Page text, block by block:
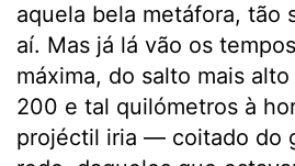
aquela bela metáfora, tão
aí. Mas já lá vão os
máxima, do salto mais
200 e tal quilómetros à
projéctil iria — coitado do